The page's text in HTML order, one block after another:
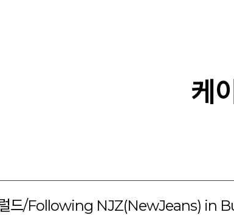
케
드/Following NJZ(NewJeans) in